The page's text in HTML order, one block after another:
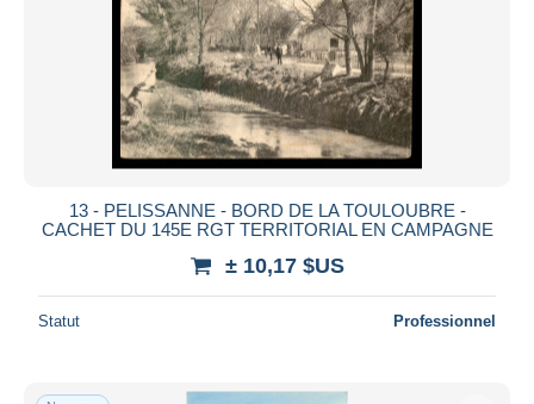
13 - PELISSANNE - BORD DE LA TOULOUBRE -
CACHET DU 145E RGT TERRITORIAL EN CAMPAGNE
± 10,17 $US
Statut Professionnel